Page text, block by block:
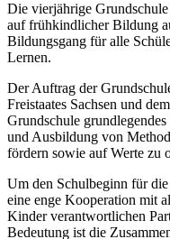
Die vierjährige
auf frühkindlicher Bildung
Bildungsgang für alle
Lernen.
Der Auftrag der
Freistaates Sachsen und
Grundschule
und Ausbildung von
fördern sowie auf Werte zu
Um den Schulbeginn für
eine enge Kooperation mit
Kinder verantwortlichen
Bedeutung ist die